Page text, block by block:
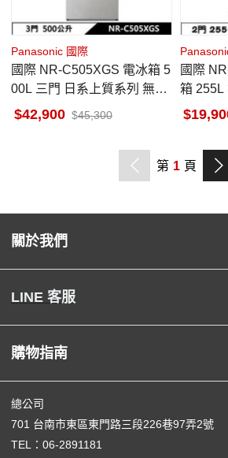
Panasonic 國際
國際 NR-C505XGS 電冰箱 5
00L 三門 日系上質系列 無邊
框岩板玻璃 雲岩白
42,900 45,300
國際 NR-B261VG 雙門電冰
箱 255L
上冷藏
第 1 頁
關於我們
LINE 客服
購物指南
總公司
701 台南市東區東門路三段226巷97弄2號
TEL： 06-2891181